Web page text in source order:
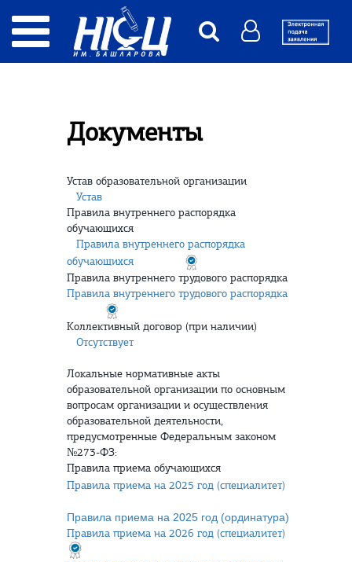
Документы
Устав образовательной организации
Устав
Правила внутреннего распорядка
обучающихся
Правила внутреннего распорядка
обучающихся
Правила внутреннего трудового распорядка
Правила внутреннего трудового распорядка
Коллективный договор (при наличии)
Отсутствует
Локальные нормативные акты
образовательной организации по основным
вопросам организации и осуществления
образовательной деятельности,
предусмотренные Федеральным законом
№273-ФЗ:
Правила приема обучающихся
Правила приема на 2025 год (специалитет)
Правила приема на 2025 год (ординатура)
Правила приема на 2026 год (специалитет)